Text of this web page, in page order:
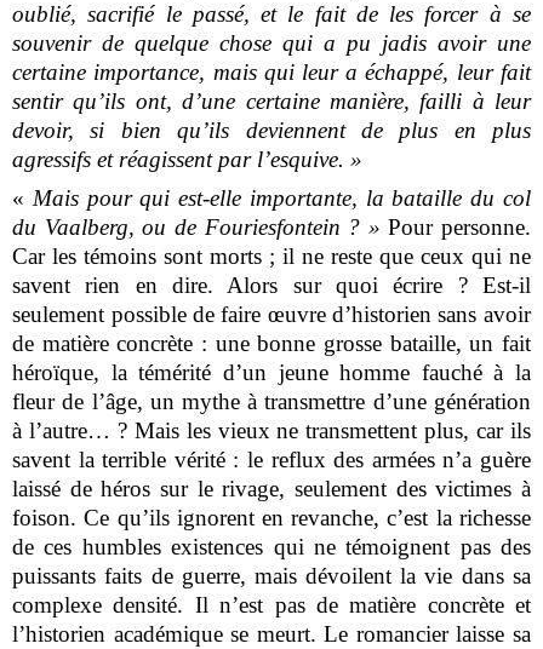
oublié, sacrifié le passé, et le fait de les forcer à se
souvenir de quelque chose qui a pu jadis avoir une
certaine importance, mais qui leur a échappé, leur fait
sentir qu’ils ont, d’une certaine manière, failli à leur
devoir, si bien qu’ils deviennent de plus en plus
agressifs et réagissent par l’esquive. »
« Mais pour qui est-elle importante, la bataille du col
du Vaalberg, ou de Fouriesfontein ? »Pour personne.
Car les témoins sont morts ; il ne reste que ceux qui ne
savent rien en dire. Alors sur quoi écrire ? Est-il
seulement possible de faire œuvre d’historien sans avoir
de matière concrète : une bonne grosse bataille, un fait
héroïque, la témérité d’un jeune homme fauché à la
fleur de l’âge, un mythe à transmettre d’une génération
à l’autre… ? Mais les vieux ne transmettent plus, car ils
savent la terrible vérité : le reflux des armées n’a guère
laissé de héros sur le rivage, seulement des victimes à
foison. Ce qu’ils ignorent en revanche, c’est la richesse
de ces humbles existences qui ne témoignent pas des
puissants faits de guerre, mais dévoilent la vie dans sa
complexe densité. Il n’est pas de matière concrète et
l’historien académique se meurt. Le romancier laisse sa